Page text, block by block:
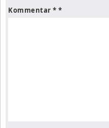
Kommentar *